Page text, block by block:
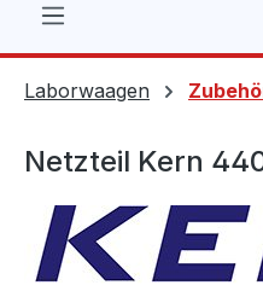
Laborwaagen
Netzteil Kern